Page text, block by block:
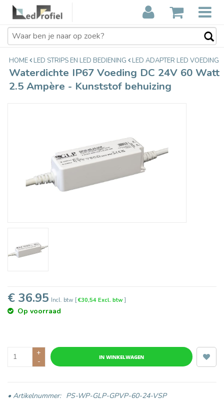
Waterdichte IP67 Voeding DC 24V
60 Watt 2.5 Ampère - Kunststof
behuizing
€36,95
HOME LED STRIPS EN LED BEDIENING LED ADAPTER LED VOEDING
Waterdichte IP67 Voeding DC 24V 60 Watt
2.5 Ampère - Kunststof behuizing
€ 36.95 Incl. btw [€30,54 Excl. btw]
Op voorraad
+
-
IN WINKELWAGEN
• Artikelnummer: PS-WP-GLP-GPVP-60-24-VSP